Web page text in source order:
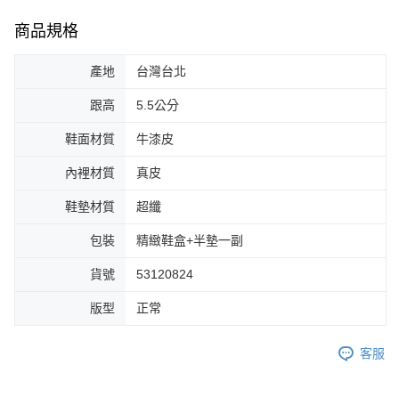
商品規格
產地 台灣台北
跟高 5.5公分
鞋面材質 牛漆皮
內裡材質 真皮
鞋墊材質 超纖
包裝 精緻鞋盒+半墊一副
貨號 53120824
版型 正常
客服